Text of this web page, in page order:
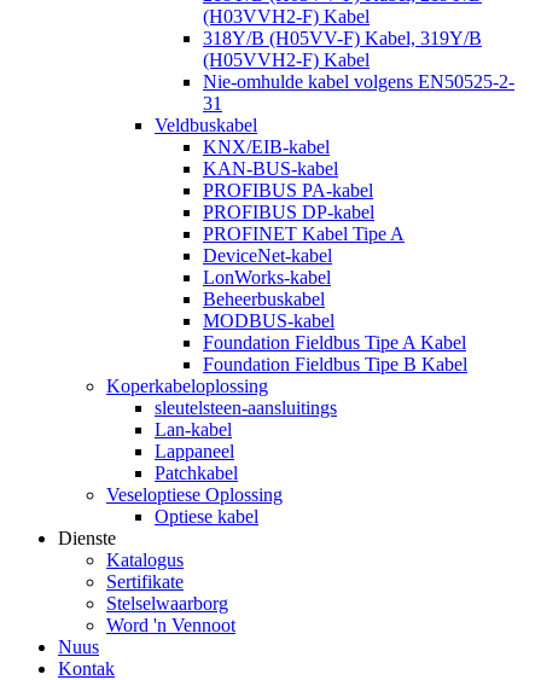
(H03VVH2-F) Kabel
318Y/B (H05VV-F) Kabel, 319Y/B
(H05VVH2-F) Kabel
Nie-omhulde kabel volgens EN50525-2-
31
Veldbuskabel
KNX/EIB-kabel
KAN-BUS-kabel
PROFIBUS PA-kabel
PROFIBUS DP-kabel
PROFINET Kabel Tipe A
DeviceNet-kabel
LonWorks-kabel
Beheerbuskabel
MODBUS-kabel
Foundation Fieldbus Tipe A Kabel
Foundation Fieldbus Tipe B Kabel
Koperkabeloplossing
sleutelsteen-aansluitings
Lan-kabel
Lappaneel
Patchkabel
Veseloptiese Oplossing
Optiese kabel
Dienste
Katalogus
Sertifikate
Stelselwaarborg
Word 'n Vennoot
Nuus
Kontak